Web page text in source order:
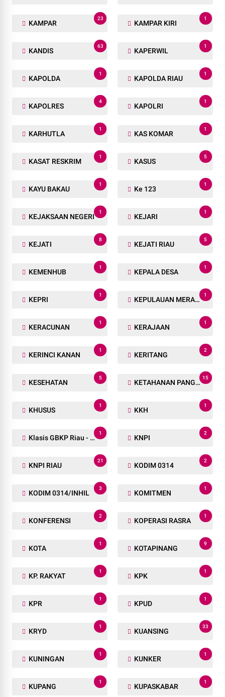
KAMPAR
23
KAMPAR KIRI
1
KANDIS
63
KAPERWIL
1
KAPOLDA
1
KAPOLDA RIAU
1
KAPOLRES
4
KAPOLRI
1
KARHUTLA
1
KAS KOMAR
1
KASAT RESKRIM
1
KASUS
5
KAYU BAKAU
1
Ke 123
1
KEJAKSAAN NEGERI
1
KEJARI
1
KEJATI
8
KEJATI RIAU
5
KEMENHUB
1
KEPALA DESA
1
KEPRI
1
KEPULAUAN MERANTI
1
KERACUNAN
1
KERAJAAN
1
KERINCI KANAN
1
KERITANG
2
KESEHATAN
5
KETAHANAN PANGAN
15
KHUSUS
1
KKH
1
Klasis GBKP Riau - Sumbar.
1
KNPI
2
KNPI RIAU
21
KODIM 0314
2
KODIM 0314/INHIL
3
KOMITMEN
1
KONFERENSI
2
KOPERASI RASRA
1
KOTA
1
KOTAPINANG
9
KP. RAKYAT
1
KPK
1
KPR
1
KPUD
1
KRYD
1
KUANSING
33
KUNINGAN
1
KUNKER
1
KUPANG
1
KUPASKABAR
1